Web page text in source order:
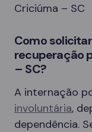
Criciúma – SC
Como
recuperação
– SC?
A internação
involuntária,
dependência.